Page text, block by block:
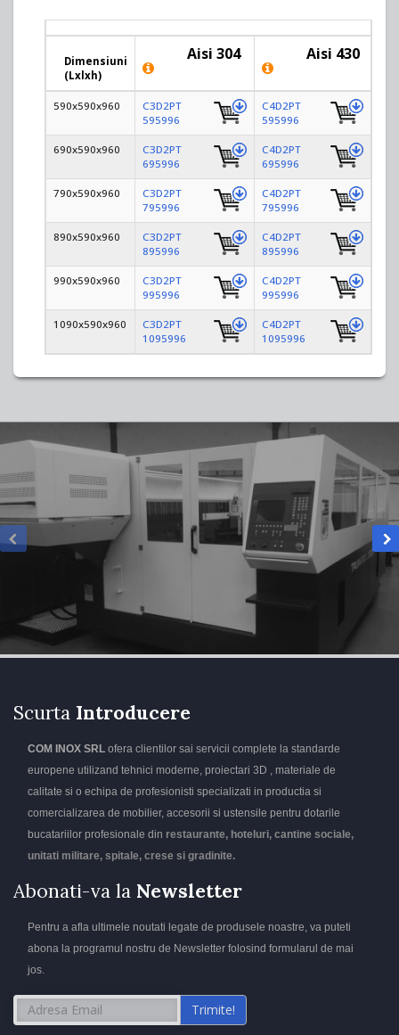
Dimensiuni
(Lx xh)
Aisi 304 Aisi 430
590x590x960
C3D2PT
595996
C4D2PT
595996
690x590x960
C3D2PT
695996
C4D2PT
695996
790x590x960
C3D2PT
795996
C4D2PT
795996
890x590x960
C3D2PT
895996
C4D2PT
895996
990x590x960
C3D2PT
995996
C4D2PT
995996
1090x590x960
C3D2PT
1095996
C4D2PT
1095996
Scurta Introducere
COM INOX SRL ofera clientilor sai servicii complete la standarde
europene utilizand tehnici moderne, proiectari 3D , materiale de
calitate si o echipa de profesionisti specializati in productia si
comercializarea de mobilier, accesorii si ustensile pentru dotarile
bucatariilor profesionale din restaurante, hoteluri, cantine sociale,
unitati militare, spitale, crese si gradinite.
Abonati-va la Newsletter
Pentru a afla ultimele noutati legate de produsele noastre, va puteti
abona la programul nostru de Newsletter folosind formularul de mai
jos.
Trimite!